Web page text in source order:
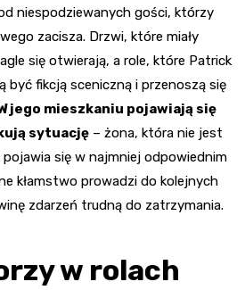
niespodziewanych gości, którzy
zacisza. Drzwi, które miały
się otwierają, a role, które Patrick
być fikcją sceniczną i przenoszą się
jego mieszkaniu pojawiają się
sytuację – żona, która nie jest
się w najmniej odpowiednim
kłamstwo prowadzi do kolejnych
zdarzeń trudną do zatrzymania.
w rolach